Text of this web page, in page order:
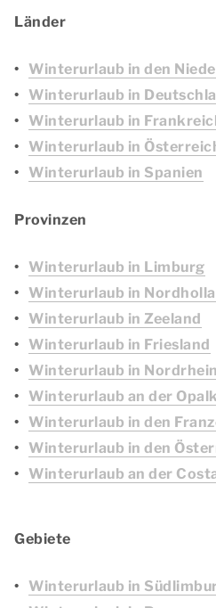
Länder
Winterurlaub in den
Winterurlaub in
Winterurlaub in
Winterurlaub in
Winterurlaub in Spanien
Provinzen
Winterurlaub in Limburg
Winterurlaub in
Winterurlaub in Zeeland
Winterurlaub in Friesland
Winterurlaub in
Winterurlaub an der
Winterurlaub in den
Winterurlaub in den
Winterurlaub an der
Gebiete
Winterurlaub in